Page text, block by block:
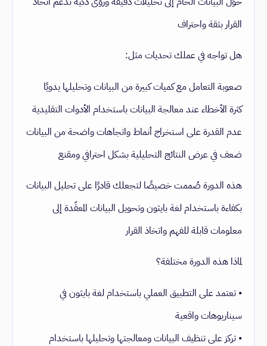
القرار بثقة واحتراف
هل تواجه في عملك تحديات مثل:
صعوبة التعامل مع كميات كبيرة من البيانات وتحليلها يدويًا
كثرة الأخطاء عند معالجة البيانات باستخدام الأدوات التقليدية
عدم القدرة على استخراج أنماط واتجاهات واضحة من البيانات
ضعف في عرض النتائج التحليلية بشكل احترافي ومقنع
هذه الدورة صُممت خصيصًا لتجعلك قادرًا على تحليل البيانات
بكفاءة باستخدام لغة بايثون وتحويل البيانات المعقّدة إلى
معلومات قابلة للفهم واتخاذ القرار
لماذا هذه الدورة مختلفة؟
• تعتمد على التطبيق العملي باستخدام لغة بايثون في
سيناريوهات واقعية
• تركز على تنظيف البيانات ومعالجتها وتحليلها باستخدام